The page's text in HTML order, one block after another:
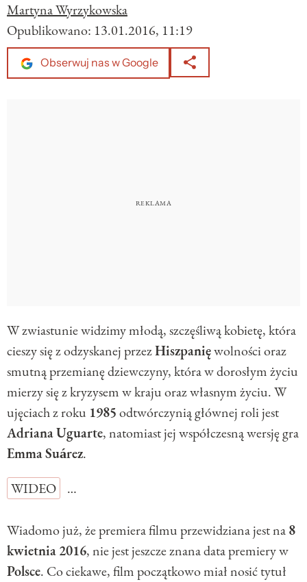
Martyna Wyrzykowska
Opublikowano: 13.01.2016, 11:19
Obserwuj nas w Google
W zwiastunie widzimy młodą, szczęśliwą kobietę, która
cieszy się z odzyskanej przezHiszpanięwolności oraz
smutną przemianę dziewczyny, która w dorosłym życiu
mierzy się z kryzysem w kraju oraz własnym życiu. W
ujęciach z roku 1985odtwórczynią głównej roli jest
AdrianaUguarte, natomiast jej współczesną wersję gra
EmmaSuárez.
WIDEO
…
Wiadomo już, że premiera filmu przewidziana jest na8
kwietnia2016, nie jest jeszcze znana data premiery w
Polsce. Co ciekawe, film początkowo miał nosić tytuł